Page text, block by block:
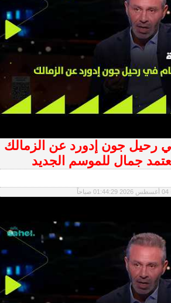
رحيل جون إدورد عن الزمالك
جمال للموسم الجديد